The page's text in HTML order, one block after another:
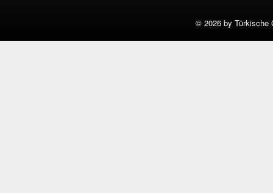
© 2026 by Türkische